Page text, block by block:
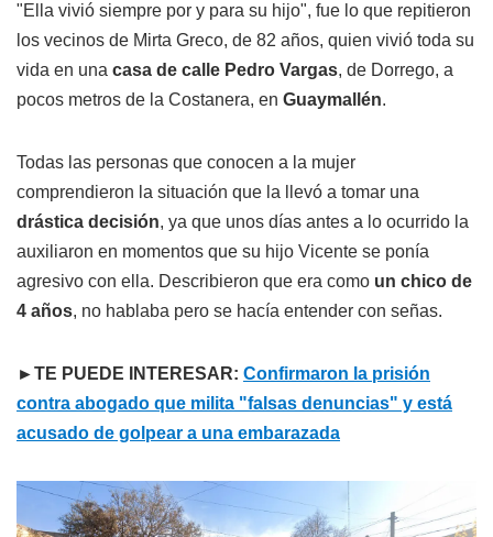
"Ella vivió siempre por y para su hijo", fue lo que repitieron
los vecinos de Mirta Greco, de 82 años, quien vivió toda su
vida en una casa de calle Pedro Vargas, de Dorrego, a
pocos metros de la Costanera, en Guaymallén.
Todas las personas que conocen a la mujer
comprendieron la situación que la llevó a tomar una
drástica decisión, ya que unos días antes a lo ocurrido la
auxiliaron en momentos que su hijo Vicente se ponía
agresivo con ella. Describieron que era como un chico de
4 años, no hablaba pero se hacía entender con señas.
►TE PUEDE INTERESAR: Confirmaron la prisión
contra abogado que milita "falsas denuncias" y está
acusado de golpear a una embarazada